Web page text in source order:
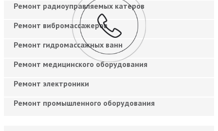
Ремонт радиоуправляемых катеров
Ремонт вибромассажеров
Ремонт гидромассажных ванн
Ремонт медицинского оборудования
Ремонт электроники
Ремонт промышленного оборудования